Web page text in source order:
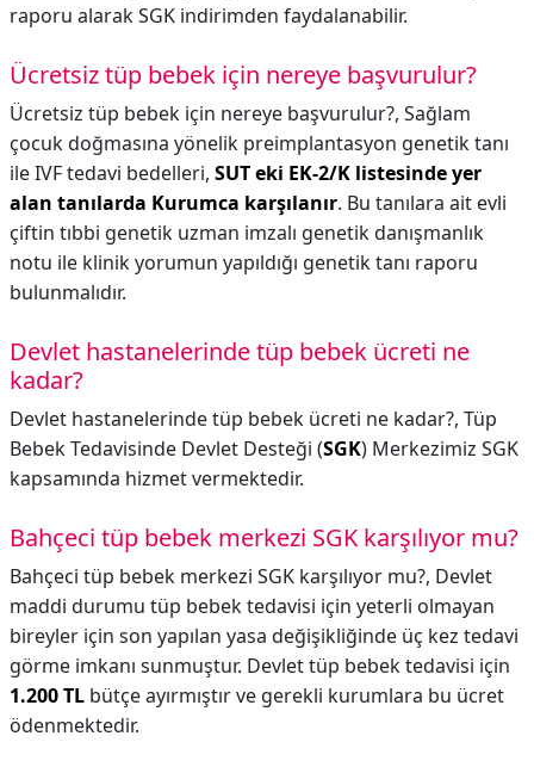
raporu alarak SGK indirimden faydalanabilir.
Ücretsiz tüp bebek için nereye başvurulur?
Ücretsiz tüp bebek için nereye başvurulur?, Sağlam
çocuk doğmasına yönelik preimplantasyon genetik tanı
ile IVF tedavi bedelleri, SUT eki EK-2/K listesinde yer
alan tanılarda Kurumca karşılanır. Bu tanılara ait evli
çiftin tıbbi genetik uzman imzalı genetik danışmanlık
notu ile klinik yorumun yapıldığı genetik tanı raporu
bulunmalıdır.
Devlet hastanelerinde tüp bebek ücreti ne
kadar?
Devlet hastanelerinde tüp bebek ücreti ne kadar?, Tüp
Bebek Tedavisinde Devlet Desteği (SGK) Merkezimiz SGK
kapsamında hizmet vermektedir.
Bahçeci tüp bebek merkezi SGK karşılıyor mu?
Bahçeci tüp bebek merkezi SGK karşılıyor mu?, Devlet
maddi durumu tüp bebek tedavisi için yeterli olmayan
bireyler için son yapılan yasa değişikliğinde üç kez tedavi
görme imkanı sunmuştur. Devlet tüp bebek tedavisi için
1.200 TL bütçe ayırmıştır ve gerekli kurumlara bu ücret
ödenmektedir.